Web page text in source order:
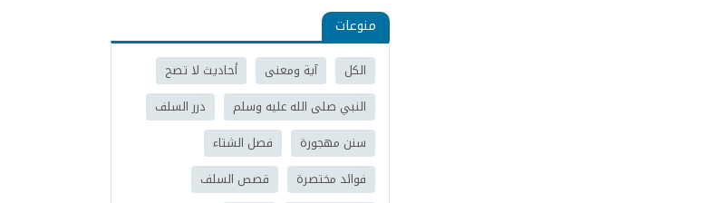
منوعات
الكل آية ومعنى
أحاديث لا تصح
النبي صلى الله عليه وسلم
درر السلف
سنن مهجورة
فصل الشتاء
فوائد مختصرة
قصص السلف